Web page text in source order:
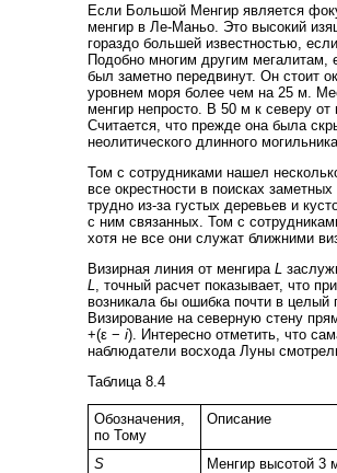
Если Большой Менгир является
менгир в Ле-Маньо. Это высокий
гораздо большей известностью,
Подобно многим другим мегалитам,
был заметно передвинут. Он стоит
уровнем моря более чем на 25 м.
менгир непросто. В 50 м к северу
Считается, что прежде она была
неолитического длинного
Том с сотрудниками нашел
все окрестности в поисках
трудно из-за густых деревьев и
с ним связанных. Том с
хотя не все они служат ближними
Визирная линия от менгира L
L
, точный расчет показывает, что
возникала бы ошибка почти в
Визирование на северную стену
+(ε − i). Интересно отметить, что
наблюдатели восхода Луны
Таблица 8.4
Обозначения,
по Тому
Описание
S Менгир высотой 3